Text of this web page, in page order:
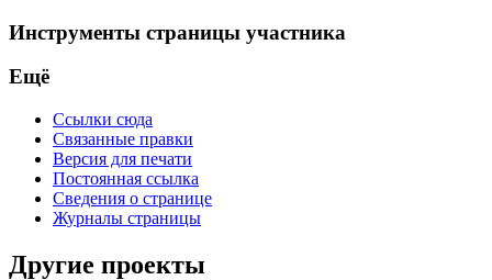
Инструменты страницы участника
Ещё
Ссылки сюда
Связанные правки
Версия для печати
Постоянная ссылка
Сведения о странице
Журналы страницы
Другие проекты